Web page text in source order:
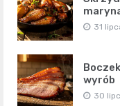
31
wyrób
30